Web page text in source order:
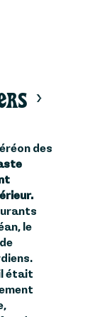
»
des
le
était